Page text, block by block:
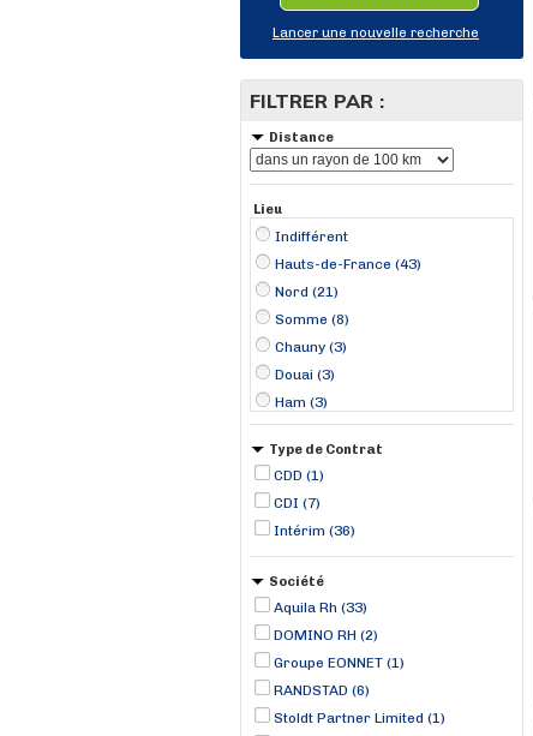
Lancer une nouvelle recherche
FILTRER PAR :
Distance
Lieu
Indifférent
Hauts-de-France (43)
Nord (21)
Somme (8)
Chauny (3)
Douai (3)
Ham (3)
Merville (3)
Saint-Quentin (3)
Aniche (2)
Flines-lez-Raches (2)
Hazebrouck (2)
Type de Contrat
CDD (1)
CDI (7)
Intérim (36)
Société
Aquila Rh (33)
DOMINO RH (2)
Groupe EONNET (1)
RANDSTAD (6)
Stoldt Partner Limited (1)